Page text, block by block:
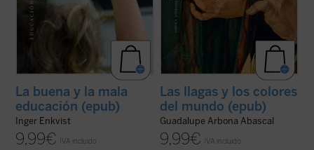
La buena y la mala
educación (epub)
Inger Enkvist
9,99€ IVA incluido
Las llagas y los colores
del mundo (epub)
Guadalupe Arbona Abascal
9,99€ IVA incluido